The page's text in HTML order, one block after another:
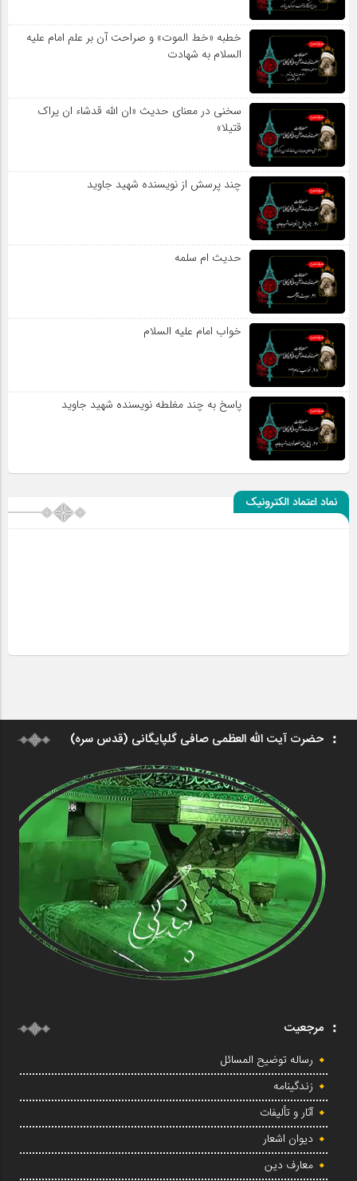
خطبه «خط الموت» و صراحت آن بر علم امام علیه
السلام به شهادت
سخنی در معنای حدیث «ان الله قدشاء ان یراک
قتیلا»
چند پرسش از نویسنده شهید جاوید
حدیث ام سلمه
خواب امام علیه السلام
پاسخ به چند مغلطه نویسنده شهید جاوید
نماد اعتماد الکترونیک
حضرت آیت الله العظمی صافی گلپایگانی (قدس سره)
مرجعیت
رساله توضیح المسائل
زندگینامه
آثار و تألیفات
دیوان اشعار
معارف دین